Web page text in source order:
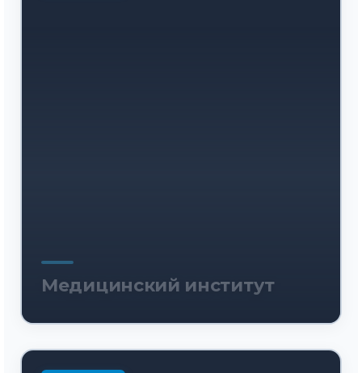
Медицинский институт